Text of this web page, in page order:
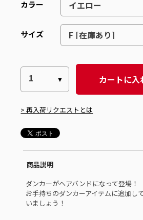
カラー
サイズ
カートに入
> 再入荷リクエストとは
商品説明
ダンカーがヘアバンドになって登場！
お手持ちのダンカーアイテムに追加し
いましょう！